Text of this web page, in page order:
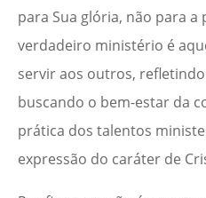
para Sua glória, não para a
verdadeiro ministério é
servir aos outros,
buscando o bem-estar da
prática dos talentos
expressão do caráter de